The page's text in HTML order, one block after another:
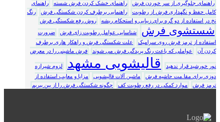
راهنمای جلوگیری از سر خوردن فرش
راهنمای خشک کردن فرش شسته
راهنمای
کامل حفظ و نگهداری فرش از رطوبت
راهنمایی برطرف کردن شکستگی فرش
رنگ
نخ در استفاده از دو گره برای زیبایی و استحکام ریشه
روش رفع شکستگی فرش
شستشوی فرش شناسایی عوامل رطوبت زای فرش
ضرورت
استفاده از ترمز فرش روی سرامیک
علت شکستگی فرش و راهکار هاری برطرف
کردن آن
عواملی که باعث رنگ پریدگی فرش می شوند فرش ماشینی را در معرض
نور خورشید قرار ندهید قالیشویی مشهد
لزوم شیرازه
دوزی برای مقا.مت حاشیه فرش
ماشین آلات قالیشویی
مزایا و معایب استفاده از
ترمز فرش
موارد کمکی در رفع رطوبت کف چگونه شکستگی فرش را از بین ببریم